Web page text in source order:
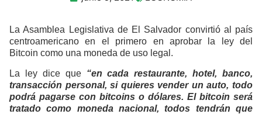
La Asamblea Legislativa de El Salvador convirtió al país
centroamericano en el primero en aprobar la ley del
Bitcoin como una moneda de uso legal.
La ley dice que “en cada restaurante, hotel, banco,
transacción personal, si quieres vender un auto, todo
podrá pagarse con bitcoins o dólares. El bitcoin será
tratado como moneda nacional, todos tendrán que